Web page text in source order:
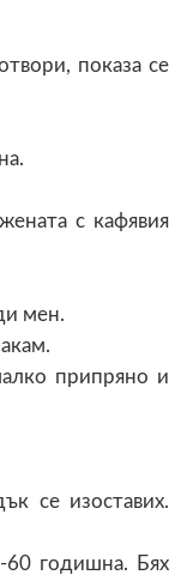
показа се
с кафявия
мен.
припряно и
се изоставих.
60 годишна. Бях